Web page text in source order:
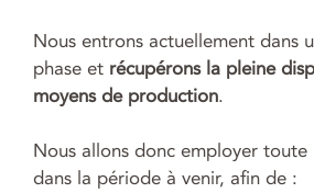
Nous entrons actuellement dans
phase et récupérons la pleine
moyens de production.
Nous allons donc employer
dans la période à venir, afin de :